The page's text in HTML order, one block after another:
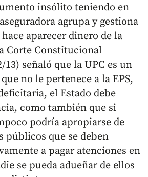
insólito teniendo en
agrupa y gestiona
aparecer dinero de la
Corte Constitucional
13) señaló que la UPC es un
no le pertenece a la EPS,
el Estado debe
como también que si
podría apropiarse de
públicos que se deben
a pagar atenciones en
se pueda adueñar de ellos